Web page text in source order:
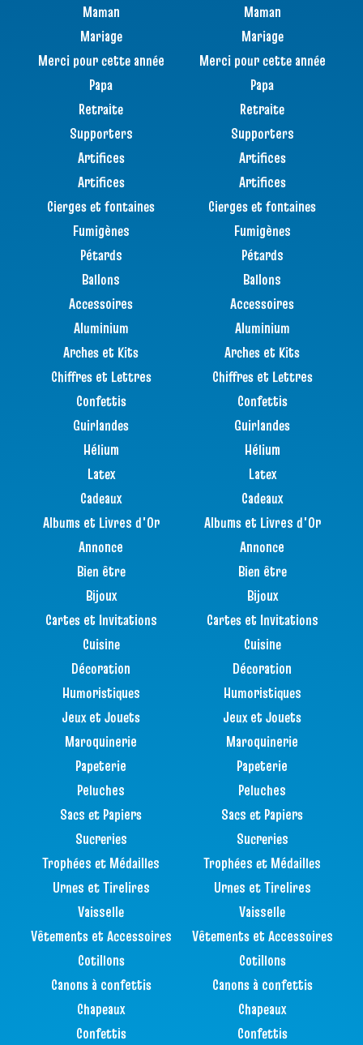
Maman
Mariage
Merci pour cette année
Papa
Retraite
Supporters
Artifices
Artifices
Cierges et fontaines
Fumigènes
Pétards
Ballons
Accessoires
Aluminium
Arches et Kits
Chiffres et Lettres
Confettis
Guirlandes
Hélium
Latex
Cadeaux
Albums et Livres d'Or
Annonce
Bien être
Bijoux
Cartes et Invitations
Cuisine
Décoration
Humoristiques
Jeux et Jouets
Maroquinerie
Papeterie
Peluches
Sacs et Papiers
Sucreries
Trophées et Médailles
Urnes et Tirelires
Vaisselle
Vêtements et Accessoires
Cotillons
Canons à confettis
Chapeaux
Confettis
Maman
Mariage
Merci pour cette année
Papa
Retraite
Supporters
Artifices
Artifices
Cierges et fontaines
Fumigènes
Pétards
Ballons
Accessoires
Aluminium
Arches et Kits
Chiffres et Lettres
Confettis
Guirlandes
Hélium
Latex
Cadeaux
Albums et Livres d'Or
Annonce
Bien être
Bijoux
Cartes et Invitations
Cuisine
Décoration
Humoristiques
Jeux et Jouets
Maroquinerie
Papeterie
Peluches
Sacs et Papiers
Sucreries
Trophées et Médailles
Urnes et Tirelires
Vaisselle
Vêtements et Accessoires
Cotillons
Canons à confettis
Chapeaux
Confettis